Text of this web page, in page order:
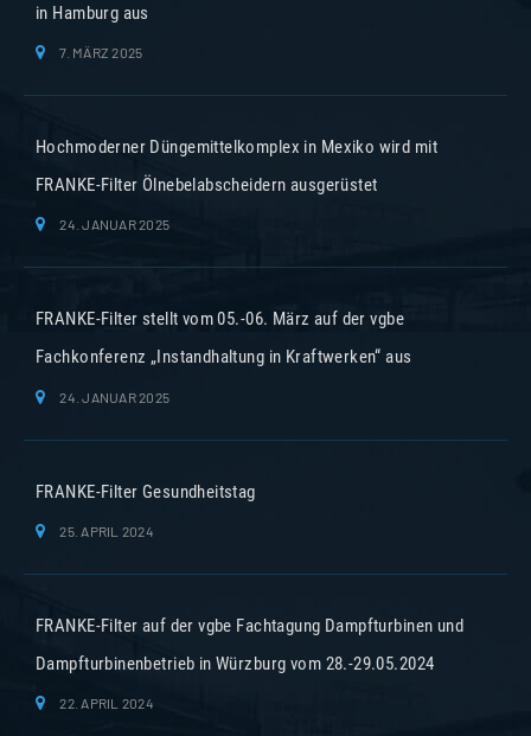
in Hamburg aus
7. MÄRZ 2025
Hochmoderner Düngemittelkomplex in Mexiko wird mit
FRANKE-Filter Ölnebelabscheidern ausgerüstet
24. JANUAR 2025
FRANKE-Filter stellt vom 05.-06. März auf der vgbe
Fachkonferenz „Instandhaltung in Kraftwerken“ aus
24. JANUAR 2025
FRANKE-Filter Gesundheitstag
25. APRIL 2024
FRANKE-Filter auf der vgbe Fachtagung Dampfturbinen und
Dampfturbinenbetrieb in Würzburg vom 28.-29.05.2024
22. APRIL 2024